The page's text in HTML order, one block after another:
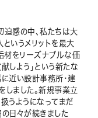
迫感の中、私たちは大
いうメリットを最大
材をリーズナブルな価
しよう」という新たな
近い設計事務所・建
ました。新規事業立
うようになってまだ
日々が続きました